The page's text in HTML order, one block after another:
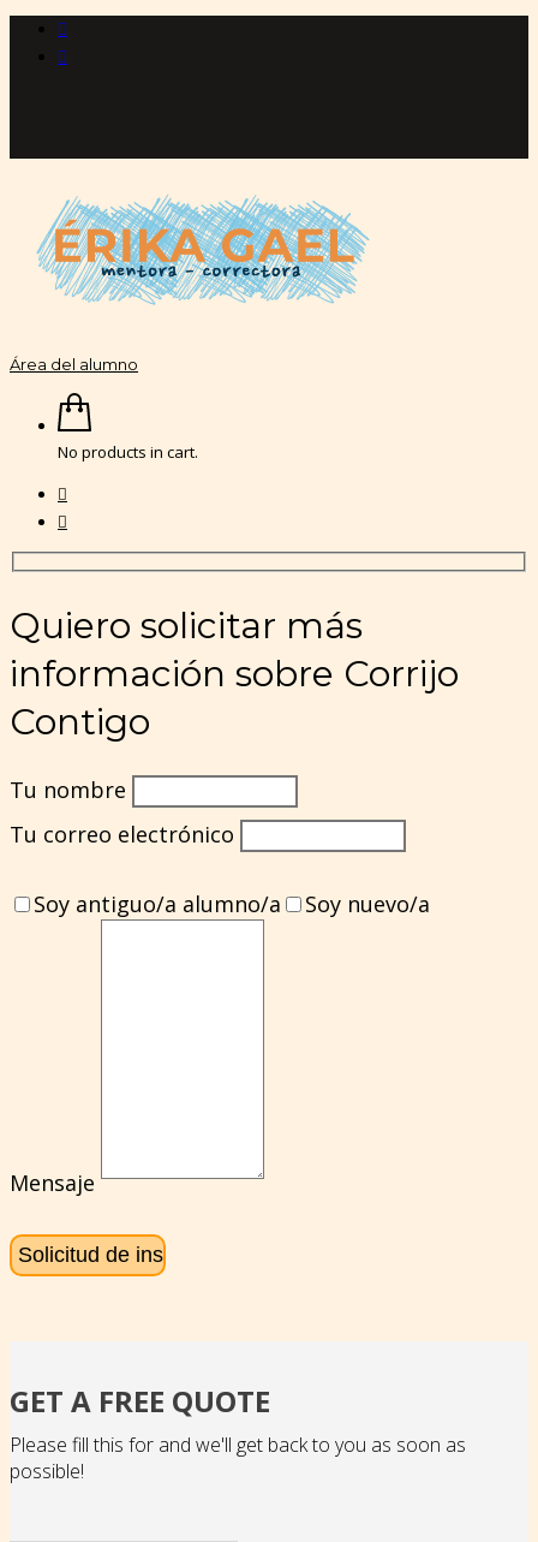
Área del alumno
No products in cart.
Quiero solicitar más
información sobre Corrijo
Contigo
Tu nombre
Tu correo electrónico
Soy antiguo/a alumno/a Soy nuevo/a
Mensaje
GET A FREE QUOTE
Please fill this for and we'll get back to you as soon as
possible!